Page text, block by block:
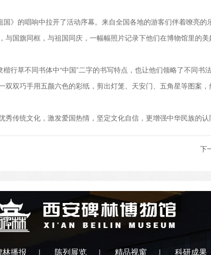
的唱响中拉开了活动序幕。来自全国各地的游客们伴着嘹亮的
国旗同框，与祖国同庆，一幅幅照片记录下他们在博物馆里的
草不同书体中“中国”二字的书写特点，也让他们领略了不同书
双巧手用五颜六色的彩纸，剪出灯笼、天安门、五角星等图案
统文化，激发爱国热情，坚定文化自信，更增强中华民族的认
下
林播报 | 陈列展览 | 精品视窗 | 科研成果